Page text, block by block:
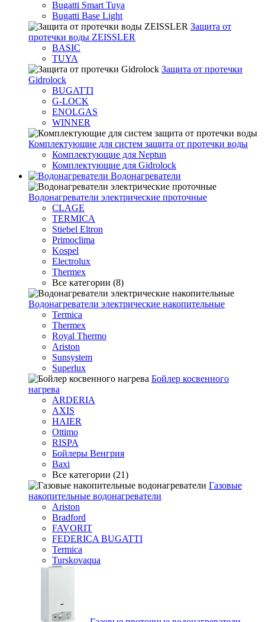
Bugatti Smart Tuya
Bugatti Base Light
Защита от
протечки воды ZEISSLER
BASIC
TUYA
Защита от протечки
Gidrolock
BUGATTI
G-LOCK
ENOLGAS
WINNER
Комплектующие для систем защита от протечки воды
Комплектующие для Neptun
Комплектующие для Gidrolock
Водонагреватели
Водонагреватeли электрические проточные
CLAGE
TERMICA
Stiebel Eltron
Primoclima
Kospel
Electrolux
Thermex
Все категории (8)
Водонагреватели электрические накопительные
Termica
Thermex
Royal Thermo
Ariston
Sunsystem
Superlux
Бойлер косвенного
нагрева
ARDERIA
AXIS
HAIER
Ottimo
RISPA
Бойлеры Венгрия
Baxi
Все категории (21)
Газовые
накопительные водонагреватели
Ariston
Bradford
FAVORIT
FEDERICA BUGATTI
Termica
Turskovaqua